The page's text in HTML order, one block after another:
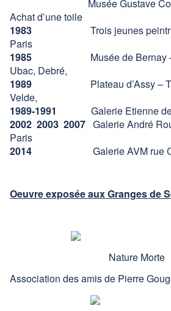
Musée Gustave
Achat d’une toile
1983 Trois jeunes
Paris
1985 Musée de Bernay –
Ubac, Debré,
1989 Plateau d’Assy – Tal
Velde,
1989-1991
Galerie Etienne de
2002 2003 2007 Galerie André
Paris
2014
Galerie AVM rue
Oeuvre exposée aux Granges de
Nature Morte
Association des amis de Pierre